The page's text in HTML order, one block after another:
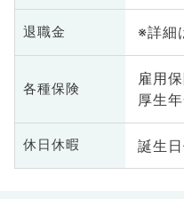
退職金 ※詳細
各種保険
雇用
厚生
休日休暇 誕生